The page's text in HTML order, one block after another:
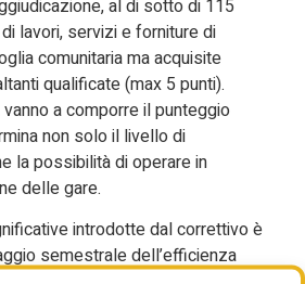
al di sotto di 115
lavori, servizi e forniture di
comunitaria ma acquisite
qualificate (max 5 punti).
a comporre il punteggio
non solo il livello di
la possibilità di operare in
delle gare.
introdotte dal correttivo è
semestrale dell’efficienza